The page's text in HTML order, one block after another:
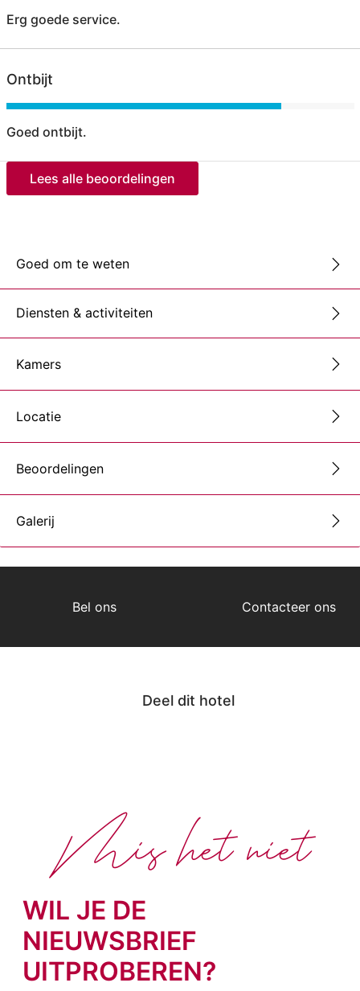
Erg goede service.
Ontbijt
Goed ontbijt.
Lees alle beoordelingen
Goed om te weten
Diensten & activiteiten
Kamers
Locatie
Beoordelingen
Galerij
Bel ons Contacteer ons
Deel dit hotel
WIL JE DE
NIEUWSBRIEF
UITPROBEREN?
Mis het niet